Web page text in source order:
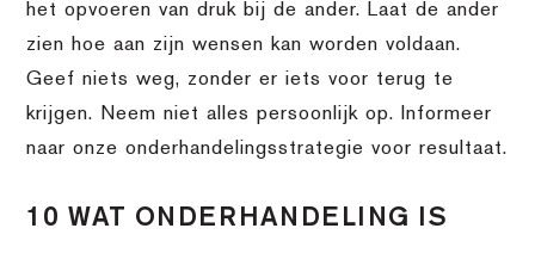
het opvoeren van druk bij de ander. Laat de ander
zien hoe aan zijn wensen kan worden voldaan.
Geef niets weg, zonder er iets voor terug te
krijgen. Neem niet alles persoonlijk op. Informeer
naar onze onderhandelingsstrategie voor resultaat.
10 WAT ONDERHANDELING IS